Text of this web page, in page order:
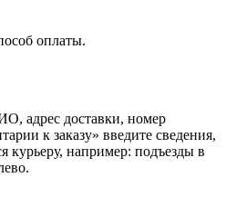
оплаты.
адрес доставки, номер
к заказу» введите сведения,
курьеру, например: подъезды в